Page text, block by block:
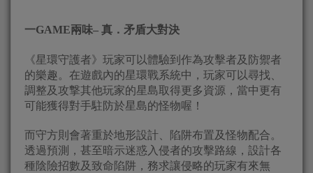
一GAME兩味– 真．矛盾大對決
《星環守護者》玩家可以體驗到作為攻擊者及防禦者
的樂趣。在遊戲內的星環戰系統中，玩家可以尋找、
調整及攻撃其他玩家的星島取得更多資源，當中更有
可能獲得對手駐防於星島的怪物喔！
而守方則會著重於地形設計、陷阱布置及怪物配合。
透過預測，甚至暗示迷惑入侵者的攻擊路線，設計各
種陰險招數及致命陷阱，務求讓侵略的玩家有來無